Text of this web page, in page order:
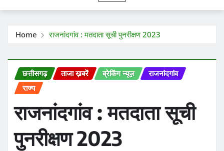
Home राजनांदगांव : मतदाता सूची पुनरीक्षण 2023
छत्तीसगढ़ ताजा ख़बरें ब्रेकिंग न्यूज़
राजनांदगांव
राज्य
राजनांदगांव : मतदाता सूची
पुनरीक्षण 2023